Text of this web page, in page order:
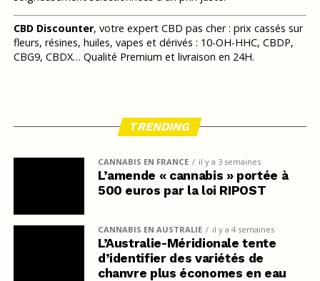
CBD Discounter, votre expert CBD pas cher : prix cassés sur
fleurs, résines, huiles, vapes et dérivés : 10-OH-HHC, CBDP,
CBG9, CBDX… Qualité Premium et livraison en 24H.
TRENDING
CANNABIS EN FRANCE il y a 3 semaines
L’amende « cannabis » portée à
500 euros par la loi RIPOST
CANNABIS EN AUSTRALIE il y a 4 semaines
L’Australie-Méridionale tente
d’identifier des variétés de
chanvre plus économes en eau